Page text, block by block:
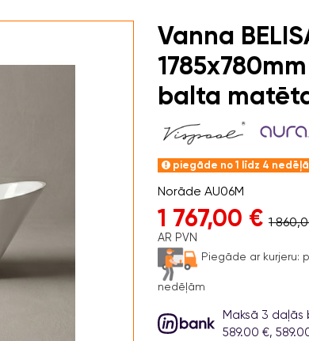
Vanna
balta
piegāde no 1 līdz 4
Norāde AU06M
1 767,00 € 1
AR PVN
Piegāde ar kurjeru:
nedēļām
Maksā 3 daļās
589.00 €,